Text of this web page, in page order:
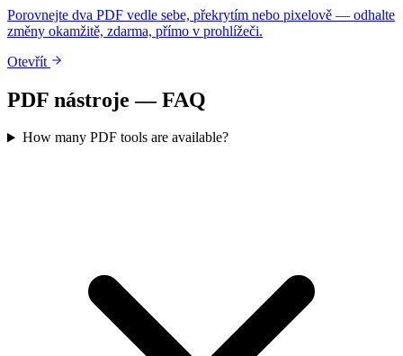
Porovnejte dva PDF vedle sebe, překrytím nebo pixelově — odhalte
změny okamžitě, zdarma, přímo v prohlížeči.
Otevřít
PDF nástroje — FAQ
How many PDF tools are available?